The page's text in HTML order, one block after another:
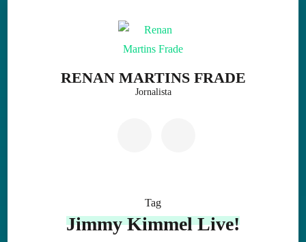
RENAN MARTINS FRADE
Jornalista
Tag
Jimmy Kimmel Live!